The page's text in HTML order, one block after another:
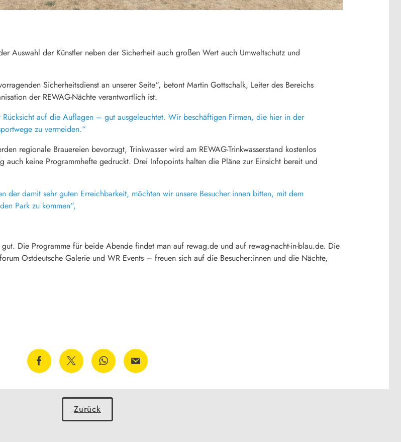
Auswahl der Künstler neben der Sicherheit auch großen Wert auch Umweltschutz und
Sicherheitsdienst an unserer Seite“, betont Martin Gottschalk, Leiter des Bereichs
der REWAG-Nächte verantwortlich ist.
auf die Auflagen – gut ausgeleuchtet. Wir beschäftigen Firmen, die hier in der
zu vermeiden.“
regionale Brauereien bevorzugt, Trinkwasser wird am REWAG-Trinkwasserstand kostenlos
auch keine Programmhefte gedruckt. Drei Infopoints halten die Pläne zur Einsicht bereit und
der damit sehr guten Erreichbarkeit, möchten wir unsere Besucher:innen bitten, mit dem
Park zu kommen“,
Die Programme für beide Abende findet man auf rewag.de und auf rewag-nacht-in-blau.de. Die
Ostdeutsche Galerie und WR Events – freuen sich auf die Besucher:innen und die Nächte,
Zurück